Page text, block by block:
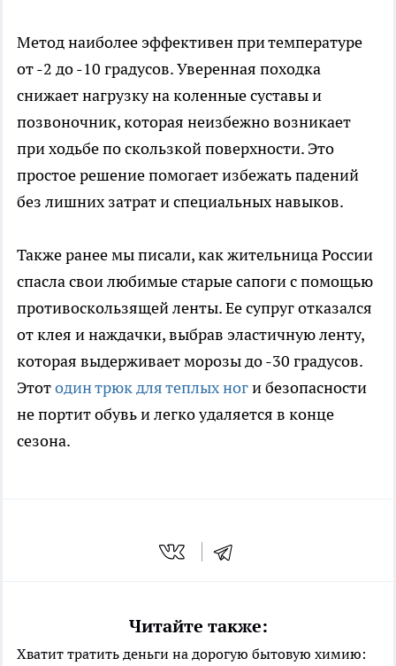
Метод наиболее эффективен при температуре
от -2 до -10 градусов. Уверенная походка
снижает нагрузку на коленные суставы и
позвоночник, которая неизбежно возникает
при ходьбе по скользкой поверхности. Это
простое решение помогает избежать падений
без лишних затрат и специальных навыков.
Также ранее мы писали, как жительница России
спасла свои любимые старые сапоги с помощью
противоскользящей ленты. Ее супруг отказался
от клея и наждачки, выбрав эластичную ленту,
которая выдерживает морозы до -30 градусов.
Этотодин трюк для теплых ноги безопасности
не портит обувь и легко удаляется в конце
сезона.
Читайте также:
Хватит тратить деньги на дорогую бытовую химию: